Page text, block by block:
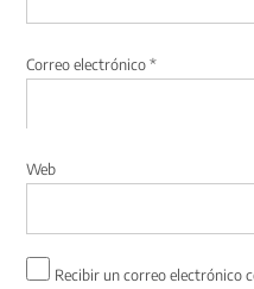
Correo electrónico*
Web
Recibir un correo electrónico